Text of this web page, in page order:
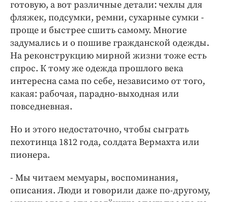
готовую, а вот различные детали: чехлы для
фляжек, подсумки, ремни, сухарные сумки -
проще и быстрее сшить самому. Многие
задумались и о пошиве гражданской одежды.
На реконструкцию мирной жизни тоже есть
спрос. К тому же одежда прошлого века
интересна сама по себе, независимо от того,
какая: рабочая, парадно-выходная или
повседневная.
Но и этого недостаточно, чтобы сыграть
пехотинца 1812 года, солдата Вермахта или
пионера.
- Мы читаем мемуары, воспоминания,
описания. Люди и говорили даже по-другому,